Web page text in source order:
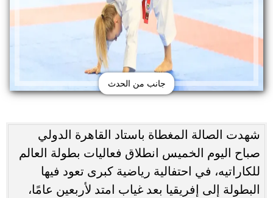
جانب من الحدث
شهدت الصالة المغطاة باستاد القاهرة الدولي
صباح اليوم الخميس انطلاق فعاليات بطولة العالم
للكاراتيه، في احتفالية رياضية كبرى تعود فيها
البطولة إلى إفريقيا بعد غياب امتد لأربعين عامًا،